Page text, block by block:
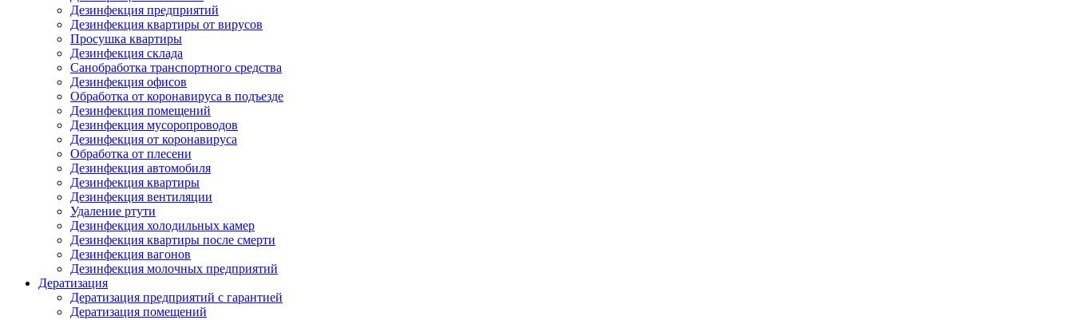
Дезинфекция предприятий
Дезинфекция квартиры от вирусов
Просушка квартиры
Дезинфекция склада
Санобработка транспортного средства
Дезинфекция офисов
Обработка от коронавируса в подъезде
Дезинфекция помещений
Дезинфекция мусоропроводов
Дезинфекция от коронавируса
Обработка от плесени
Дезинфекция автомобиля
Дезинфекция квартиры
Дезинфекция вентиляции
Удаление ртути
Дезинфекция холодильных камер
Дезинфекция квартиры после смерти
Дезинфекция вагонов
Дезинфекция молочных предприятий
Дератизация
Дератизация предприятий с гарантией
Дератизация помещений